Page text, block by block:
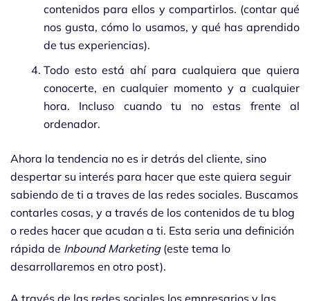
contenidos para ellos y compartirlos. (contar qué
nos gusta, cómo lo usamos, y qué has aprendido
de tus experiencias).
Todo esto está ahí para cualquiera que quiera
conocerte, en cualquier momento y a cualquier
hora. Incluso cuando tu no estas frente al
ordenador.
Ahora la tendencia no es ir detrás del cliente, sino
despertar su interés para hacer que este quiera seguir
sabiendo de ti a traves de las redes sociales. Buscamos
contarles cosas, y a través de los contenidos de tu blog
o redes hacer que acudan a ti. Esta seria una definición
rápida de Inbound Marketing(este tema lo
desarrollaremos en otro post).